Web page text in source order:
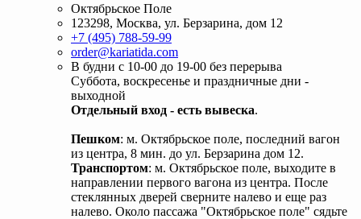
Октябрьское Поле
123298, Москва, ул. Берзарина, дом 12
+7 (495) 788-59-99
order@kariatida.com
В будни с 10-00 до 19-00 без перерыва
Суббота, воскресенье и праздничные дни -
выходной
Отдельный вход - есть вывеска.
Пешком: м. Октябрьское поле, последний вагон
из центра, 8 мин. до ул. Берзарина дом 12.
Транспортом: м. Октябрьское поле, выходите в
направлении первого вагона из центра. После
стеклянных дверей сверните налево и еще раз
налево. Около пассажа "Октябрьское поле" сядьте